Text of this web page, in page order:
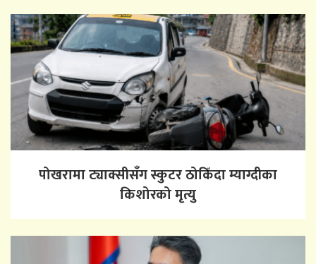
पोखरामा ट्याक्सीसँग स्कुटर ठोकिँदा म्याग्दीका
किशोरको मृत्यु